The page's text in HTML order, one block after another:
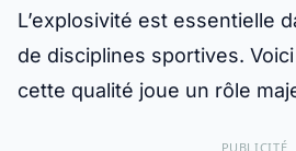
L’explosivité est essentielle
de disciplines sportives.
cette qualité joue un rôle
PUBLICITÉ